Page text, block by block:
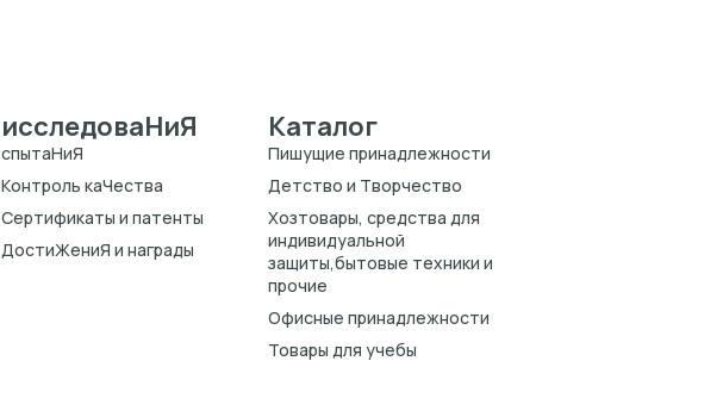
исследоваHиЯ
спытаHиЯ
Kонтроль каЧества
Cертификаты и патенты
ДостиЖениЯ и награды
Каталог
Пишущие принадлежности
Детство и Творчество
Хозтовары, средства для
индивидуальной
защиты,бытовые техники и
прочие
Офисные принадлежности
Товары для учебы